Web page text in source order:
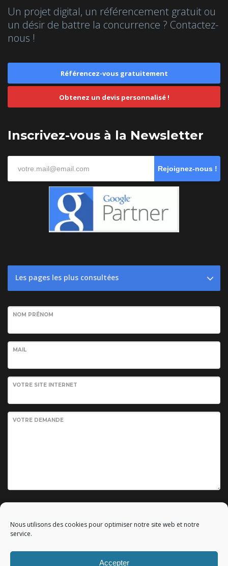
Nous utilisons des cookies pour optimiser notre site web et notre
service.
Accepter
Un projet digital, un référencement gratuit ou
un désir de battre la concurrence ? Contactez-
nous !
Référencez-vous gratuitement
Obtenez un devis personnalisé !
Inscrivez-vous à la Newsletter
Rejoignez-nous !
Les pages les plus consultées
NOM PRÉNOM
MAIL
VOTRE SITE INTERNET
VOTRE DEMANDE